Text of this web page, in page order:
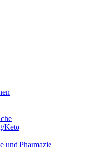
Keto
und Pharmazie